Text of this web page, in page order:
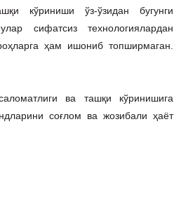
кўриниши ўз-ўзидан бугунги
сифатсиз технологиялардан
ҳам ишониб топширмаган.
ва ташқи кўринишига
соғлом ва жозибали ҳаёт